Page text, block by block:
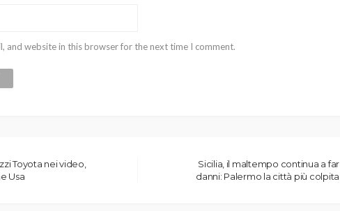
and website in this browser for the next time I comment.
Toyota nei video,
Usa
Sicilia, il maltempo continua a far
danni: Palermo la città più colpita